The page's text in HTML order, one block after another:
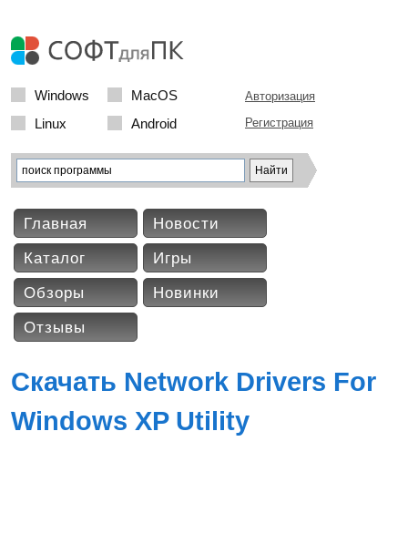
Windows
MacOS
Linux
Android
Авторизация
Регистрация
Главная
Новости
Каталог
Игры
Обзоры
Новинки
Отзывы
Скачать Network Drivers For
Windows XP Utility